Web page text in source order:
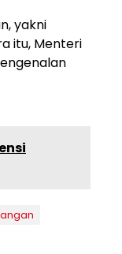
yakni
itu, Menteri